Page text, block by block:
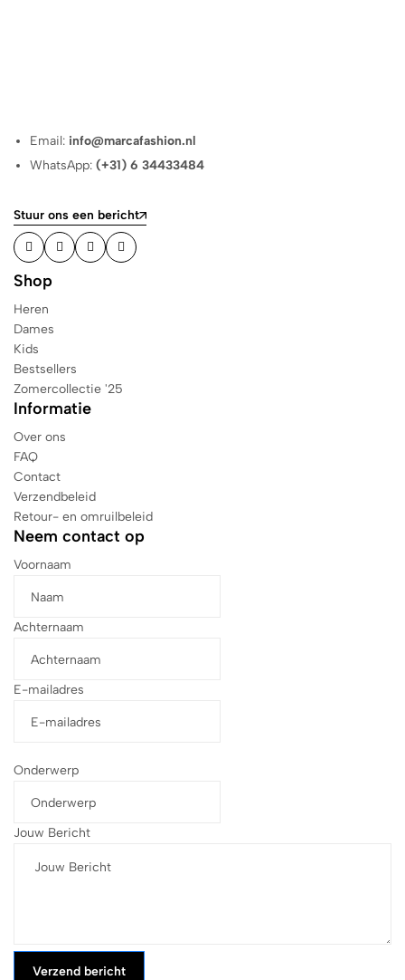
Email: info@marcafashion.nl
WhatsApp:(+31) 6 34433484
Stuur ons een bericht
Shop
Heren
Dames
Kids
Bestsellers
Zomercollectie '25
Informatie
Over ons
FAQ
Contact
Verzendbeleid
Retour- en omruilbeleid
Neem contact op
Voornaam
Achternaam
E-mailadres
Onderwerp
Jouw Bericht
Verzend bericht